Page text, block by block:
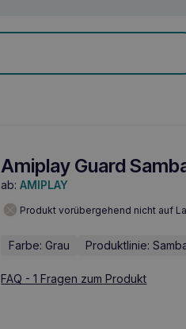
Amiplay Guard
ab: AMIPLAY
Produkt vorübergehend nicht auf
Farbe: Grau Produktlinie:
FAQ - 1 Fragen zum Produkt